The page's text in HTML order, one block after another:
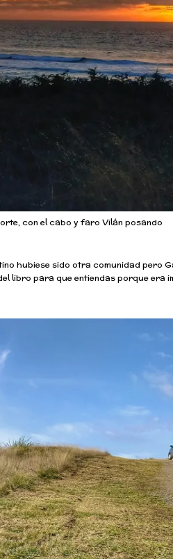
con el cabo y faro Vilán posando
hubiese sido otra comunidad pero
libro para que entiendas porque era